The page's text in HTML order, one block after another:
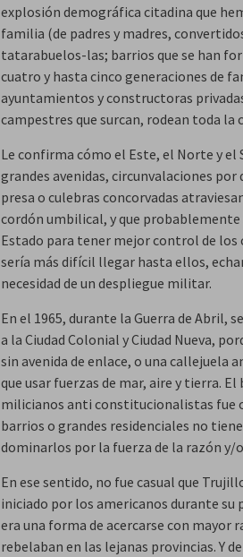
explosión demográfica citadina que
familia (de padres y madres,
tatarabuelos-las; barrios que se han
cuatro y hasta cinco generaciones de
ayuntamientos y constructoras
campestres que surcan, rodean toda la
Le confirma cómo el Este, el Norte y el
grandes avenidas, circunvalaciones por
presa o culebras concorvadas
cordón umbilical, y que
Estado para tener mejor control de los
sería más difícil llegar hasta ellos,
necesidad de un despliegue militar.
En el 1965, durante la Guerra de Abril,
a la Ciudad Colonial y Ciudad Nueva,
sin avenida de enlace, o una
que usar fuerzas de mar, aire y tierra.
milicianos anti constitucionalistas fue
barrios o grandes residenciales no
dominarlos por la fuerza de la razón y/
En ese sentido, no fue casual que
iniciado por los americanos durante su
era una forma de acercarse con mayor
rebelaban en las lejanas provincias. Y